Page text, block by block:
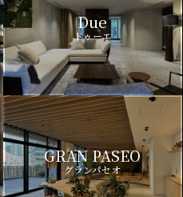
Due
ドゥーエ
GRAN PASEO
グランパセオ